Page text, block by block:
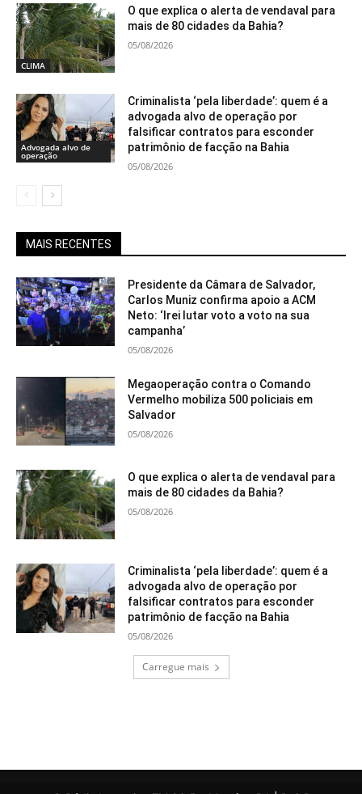
CLIMA
O que explica o alerta de vendaval para
mais de 80 cidades da Bahia?
05/08/2026
Advogada alvo de
operação
Criminalista ‘pela liberdade’: quem é a
advogada alvo de operação por
falsificar contratos para esconder
patrimônio de facção na Bahia
05/08/2026
MAIS RECENTES
Presidente da Câmara de Salvador,
Carlos Muniz confirma apoio a ACM
Neto: ‘Irei lutar voto a voto na sua
campanha’
05/08/2026
Megaoperação contra o Comando
Vermelho mobiliza 500 policiais em
Salvador
05/08/2026
O que explica o alerta de vendaval para
mais de 80 cidades da Bahia?
05/08/2026
Criminalista ‘pela liberdade’: quem é a
advogada alvo de operação por
falsificar contratos para esconder
patrimônio de facção na Bahia
05/08/2026
Carregue mais